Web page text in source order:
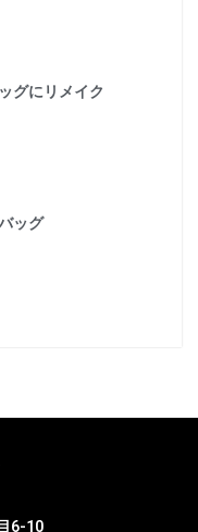
グにリメイク
ッグ
6-10